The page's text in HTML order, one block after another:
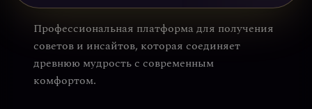
Профессиональная платформа для получения
советов и инсайтов, которая соединяет
древнюю мудрость с современным
комфортом.